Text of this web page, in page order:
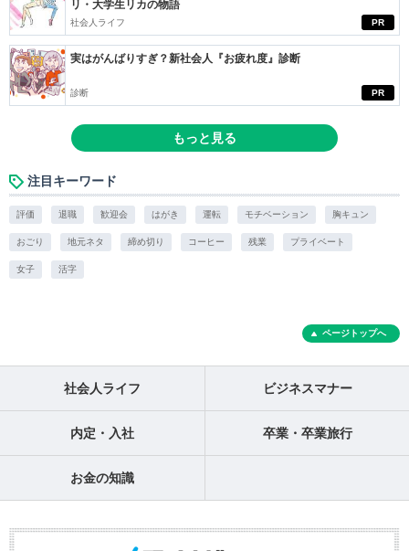
PR
リ・大学生リカの物語
社会人ライフ
PR
実はがんばりすぎ？新社会人『お疲れ度』診断
診断
もっと見る
注目キーワード
評価 退職 歓迎会 はがき 運転 モチベーション 胸キュン
おごり 地元ネタ 締め切り コーヒー 残業 プライベート
女子 活字
ページトップへ
社会人ライフ ビジネスマナー
内定・入社 卒業・卒業旅行
お金の知識